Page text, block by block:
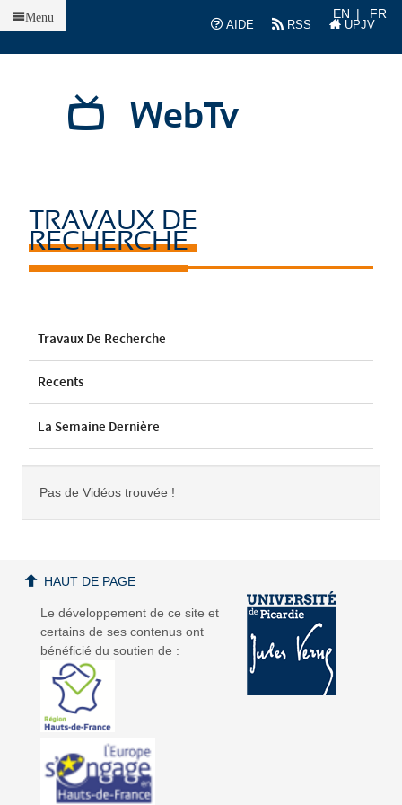
AIDE
RSS UPJV
EN FR
WebTv
Menu
TRAVAUX DE
RECHERCHE
Travaux De Recherche
Recents
La Semaine Dernière
Pas de Vidéos trouvée !
Le développement de ce site et
certains de ses contenus ont
bénéficié du soutien de :
HAUT DE PAGE